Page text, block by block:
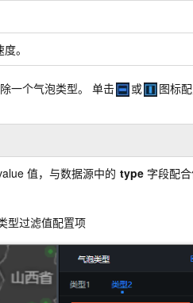
。
一个气泡类型。 单击 或
图标
值，与数据源中的 type 字段配
型过滤值配置项